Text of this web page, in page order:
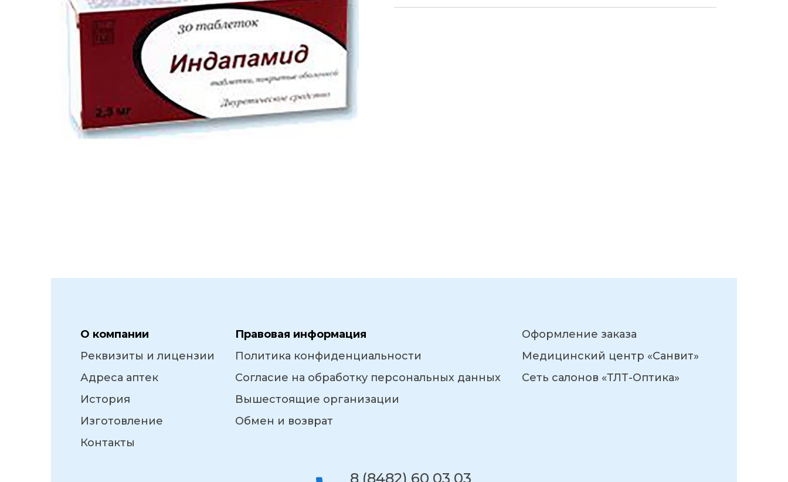
О компании
Реквизиты и лицензии
Адреса аптек
История
Изготовление
Контакты
Правовая информация
Политика конфиденциальности
Согласие на обработку персональных данных
Вышестоящие организации
Обмен и возврат
Оформление заказа
Медицинский центр «Санвит»
Сеть салонов «ТЛТ-Оптика»
8 (8482) 60 03 03